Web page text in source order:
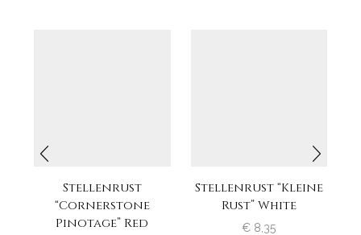
Stellenrust
“Cornerstone
Pinotage” Red
Stellenrust “Kleine
Rust” White
€ 8,35